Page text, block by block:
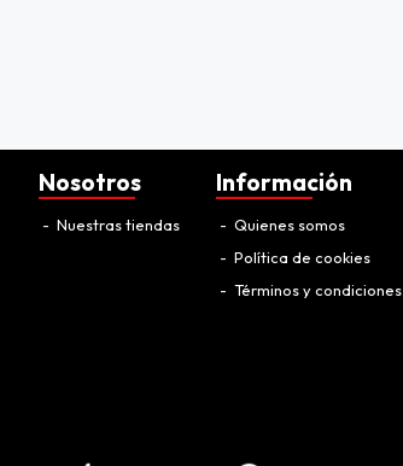
Nosotros
Nuestras tiendas
Información
Quienes somos
Política de cookies
Términos y condiciones